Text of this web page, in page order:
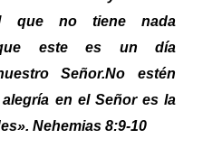
que no tiene nada
este es un día
Señor.No estén
en el Señor es la
Nehemias 8:9-10